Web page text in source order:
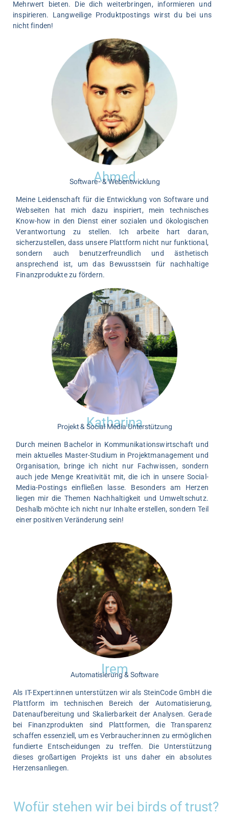
Mehrwert bieten. Die dich weiterbringen, informieren und
inspirieren. Langweilige Produktpostings wirst du bei uns
nicht finden!
Ahmed
Software- & Webentwicklung
Meine Leidenschaft für die Entwicklung von Software und
Webseiten hat mich dazu inspiriert, mein technisches
Know-how in den Dienst einer sozialen und ökologischen
Verantwortung zu stellen. Ich arbeite hart daran,
sicherzustellen, dass unsere Plattform nicht nur funktional,
sondern auch benutzerfreundlich und ästhetisch
ansprechend ist, um das Bewusstsein für nachhaltige
Finanzprodukte zu fördern.
Katharina
Projekt & Social Media Unterstützung
Durch meinen Bachelor in Kommunikationswirtschaft und
mein aktuelles Master-Studium in Projektmanagement und
Organisation, bringe ich nicht nur Fachwissen, sondern
auch jede Menge Kreativität mit, die ich in unsere Social-
Media-Postings einfließen lasse. Besonders am Herzen
liegen mir die Themen Nachhaltigkeit und Umweltschutz.
Deshalb möchte ich nicht nur Inhalte erstellen, sondern Teil
einer positiven Veränderung sein!
Irem
Automatisierung & Software
Als IT-Expert:innen unterstützen wir alsSteinCode GmbH die
Plattform im technischen Bereich der Automatisierung,
Datenaufbereitung und Skalierbarkeit der Analysen. Gerade
bei Finanzprodukten sind Plattformen, die Transparenz
schaffen essenziell, um es Verbraucher:innen zu ermöglichen
fundierte Entscheidungen zu treffen. Die Unterstützung
dieses großartigen Projekts ist uns daher ein absolutes
Herzensanliegen.
Wofür stehen wir bei birds of trust?